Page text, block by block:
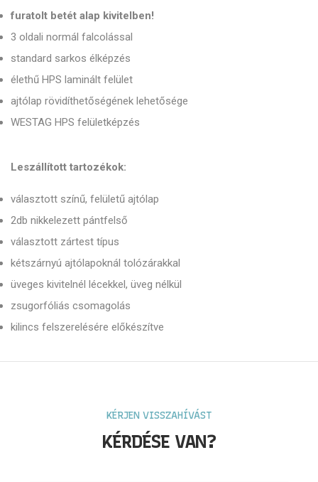
furatolt betét alap kivitelben!
3 oldali normál falcolással
standard sarkos élképzés
élethű HPS laminált felület
ajtólap rövidíthetőségének lehetősége
WESTAG HPS felületképzés
Leszállított tartozékok:
választott színű, felületű ajtólap
2db nikkelezett pántfelső
választott zártest típus
kétszárnyú ajtólapoknál tolózárakkal
üveges kivitelnél lécekkel, üveg nélkül
zsugorfóliás csomagolás
kilincs felszerelésére előkészítve
KÉRJEN VISSZAHÍVÁST
KÉRDÉSE VAN?